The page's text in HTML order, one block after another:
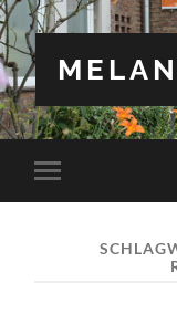
Mobile-
Menü